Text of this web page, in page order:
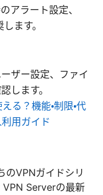
アラート設定、
ます。
ザー設定、ファイ
します。
？機能・制限・代
用ガイド
のVPNガイドシリ
Serverの最新